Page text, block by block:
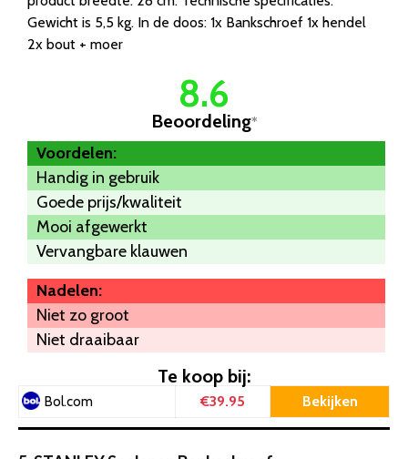
Gewicht is 5,5 kg. In de doos: 1x Bankschroef 1x hendel
2x bout + moer
8.6
Beoordeling*
Voordelen:
Handig in gebruik
Goede prijs/kwaliteit
Mooi afgewerkt
Vervangbare klauwen
Nadelen:
Niet zo groot
Niet draaibaar
Te koop bij:
Bol.com €39.95 Bekijken